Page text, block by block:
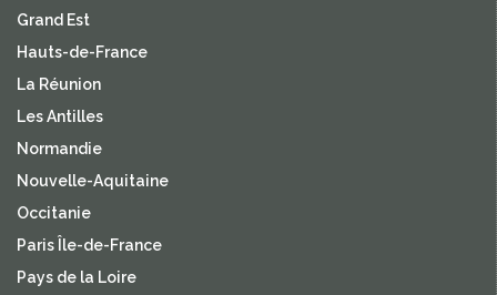
Grand Est
Hauts-de-France
La Réunion
Les Antilles
Normandie
Nouvelle-Aquitaine
Occitanie
Paris Île-de-France
Pays de la Loire